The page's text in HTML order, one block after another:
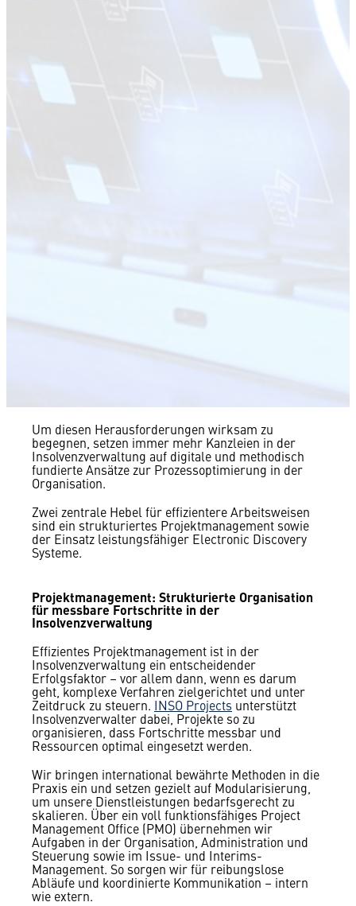
Um diesen Herausforderungen wirksam zu
begegnen, setzen immer mehr Kanzleien in der
Insolvenzverwaltung auf digitale und methodisch
fundierte Ansätze zur Prozessoptimierung in der
Organisation.
Zwei zentrale Hebel für effizientere Arbeitsweisen
sind ein strukturiertes Projektmanagement sowie
der Einsatz leistungsfähiger Electronic Discovery
Systeme.
Projektmanagement: Strukturierte Organisation
für messbare Fortschritte in der
Insolvenzverwaltung
Effizientes Projektmanagement ist in der
Insolvenzverwaltung ein entscheidender
Erfolgsfaktor – vor allem dann, wenn es darum
geht, komplexe Verfahren zielgerichtet und unter
Zeitdruck zu steuern. INSO Projects unterstützt
Insolvenzverwalter dabei, Projekte so zu
organisieren, dass Fortschritte messbar und
Ressourcen optimal eingesetzt werden.
Wir bringen international bewährte Methoden in die
Praxis ein und setzen gezielt auf Modularisierung,
um unsere Dienstleistungen bedarfsgerecht zu
skalieren. Über ein voll funktionsfähiges Project
Management Office (PMO) übernehmen wir
Aufgaben in der Organisation, Administration und
Steuerung sowie im Issue- und Interims-
Management. So sorgen wir für reibungslose
Abläufe und koordinierte Kommunikation – intern
wie extern.